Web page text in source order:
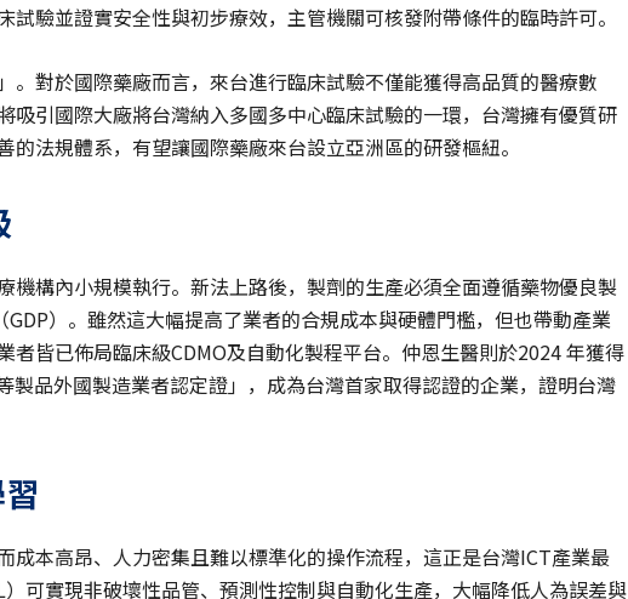
驗並證實安全性與初步療效，主管機關可核發附帶條件的臨時許可。
。對於國際藥廠而言，來台進行臨床試驗不僅能獲得高品質的醫療數
吸引國際大廠將台灣納入多國多中心臨床試驗的一環，台灣擁有優質研
法規體系，有望讓國際藥廠來台設立亞洲區的研發樞紐。
機構內小規模執行。新法上路後，製劑的生產必須全面遵循藥物優良製
）。雖然這大幅提高了業者的合規成本與硬體門檻，但也帶動產業
者皆已佈局臨床級CDMO及自動化製程平台。仲恩生醫則於2024 年獲得
製品外國製造業者認定證」，成為台灣首家取得認證的企業，證明台灣
成本高昂、人力密集且難以標準化的操作流程，這正是台灣ICT產業最
可實現非破壞性品管、預測性控制與自動化生產，大幅降低人為誤差與